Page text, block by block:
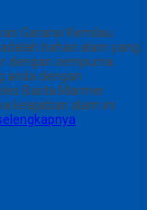
Garansi Kemilau
bahan alam yang
dengan sempurna
anda dengan
Basta Marmer
keajaiban alam ini